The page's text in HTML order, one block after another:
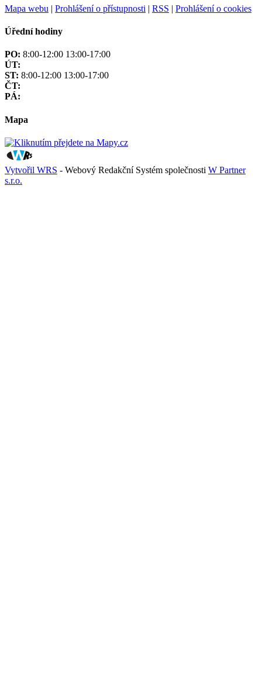
Mapa webu | Prohlášení o přístupnosti | RSS | Prohlášení o cookies
Úřední hodiny
PO: 8:00-12:00 13:00-17:00
ÚT:
ST: 8:00-12:00 13:00-17:00
ČT:
PÁ:
Mapa
Vytvořil WRS - Webový Redakční Systém společnosti W Partner
s.r.o.